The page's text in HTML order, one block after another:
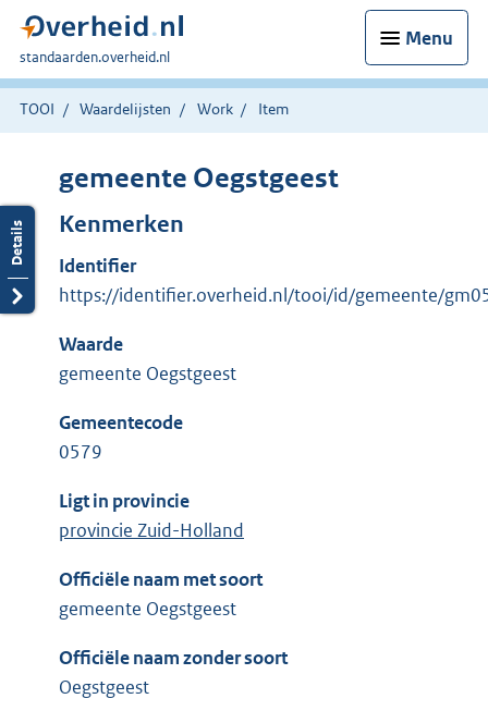
Menu
U
bent
hier:
standaarden.overheid.nl
TOOI Waardelijsten Work Item
gemeente Oegstgeest
Kenmerken
Identifier
https://identifier.overheid.nl/tooi/id/gemeente/
Waarde
gemeente Oegstgeest
Gemeentecode
0579
Ligt in provincie
provincie Zuid-Holland
Officiële naam met soort
gemeente Oegstgeest
Officiële naam zonder soort
Oegstgeest